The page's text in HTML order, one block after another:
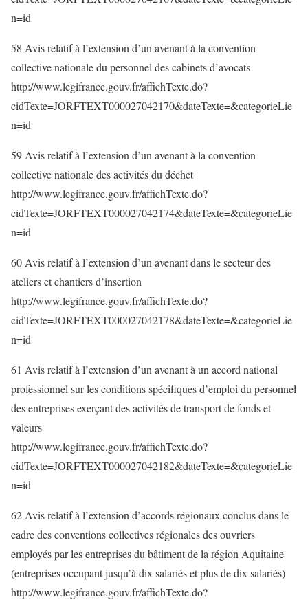
n=id
58 Avis relatif à l’extension d’un avenant à la convention
collective nationale du personnel des cabinets d’avocats
http://www.legifrance.gouv.fr/affichTexte.do?
cidTexte=JORFTEXT000027042170&dateTexte=&categorieLie
n=id
59 Avis relatif à l’extension d’un avenant à la convention
collective nationale des activités du déchet
http://www.legifrance.gouv.fr/affichTexte.do?
cidTexte=JORFTEXT000027042174&dateTexte=&categorieLie
n=id
60 Avis relatif à l’extension d’un avenant dans le secteur des
ateliers et chantiers d’insertion
http://www.legifrance.gouv.fr/affichTexte.do?
cidTexte=JORFTEXT000027042178&dateTexte=&categorieLie
n=id
61 Avis relatif à l’extension d’un avenant à un accord national
professionnel sur les conditions spécifiques d’emploi du personnel
des entreprises exerçant des activités de transport de fonds et
valeurs
http://www.legifrance.gouv.fr/affichTexte.do?
cidTexte=JORFTEXT000027042182&dateTexte=&categorieLie
n=id
62 Avis relatif à l’extension d’accords régionaux conclus dans le
cadre des conventions collectives régionales des ouvriers
employés par les entreprises du bâtiment de la région Aquitaine
(entreprises occupant jusqu’à dix salariés et plus de dix salariés)
http://www.legifrance.gouv.fr/affichTexte.do?